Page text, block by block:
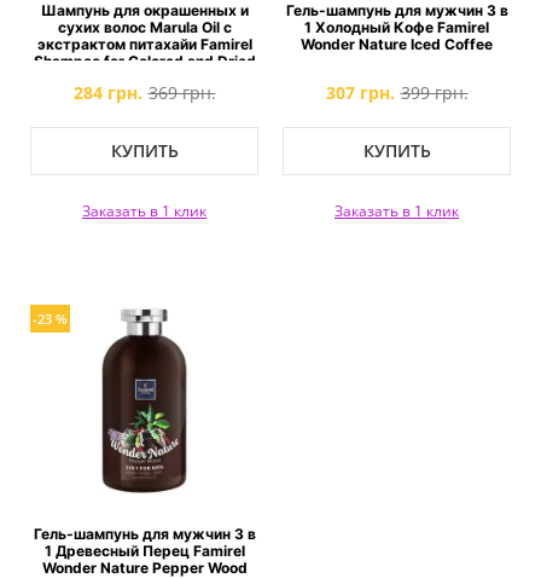
Шампунь для окрашенных и
сухих волос Marula Oil с
экстрактом питахайи Famirel
Shampoo for Colored and Dried
284 грн. 369 грн.
КУПИТЬ
Заказать в 1 клик
Гель-шампунь для мужчин 3 в
1 Холодный Кофе Famirel
Wonder Nature Iced Coffee
307 грн. 399 грн.
КУПИТЬ
Заказать в 1 клик
-23 %
Гель-шампунь для мужчин 3 в
1 Древесный Перец Famirel
Wonder Nature Pepper Wood